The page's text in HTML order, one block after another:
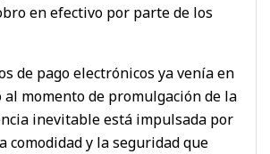
en efectivo por parte de los
de pago electrónicos ya venía en
al momento de promulgación de la
inevitable está impulsada por
comodidad y la seguridad que